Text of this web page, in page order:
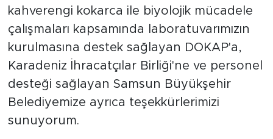
kahverengi kokarca ile biyolojik mücadele
çalışmaları kapsamında laboratuvarımızın
kurulmasına destek sağlayan DOKAP'a,
Karadeniz İhracatçılar Birliği'ne ve personel
desteği sağlayan Samsun Büyükşehir
Belediyemize ayrıca teşekkürlerimizi
sunuyorum.